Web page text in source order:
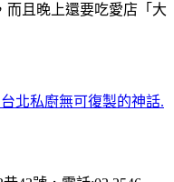
而且晚上還要吃愛店「大
北私廚無可復製的神話.